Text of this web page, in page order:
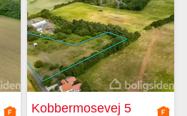
Kobbermosevej 5